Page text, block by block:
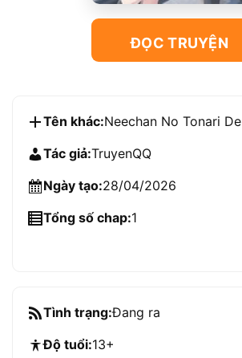
ĐỌC TRUYỆN
Tên khác:Neechan No Tonari De
Tác giả:TruyenQQ
Ngày tạo:28/04/2026
Tổng số chap:1
Tình trạng:Đang ra
Độ tuổi:13+